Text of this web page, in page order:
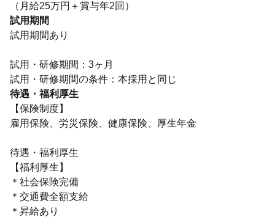
（月給25万円＋賞与年2回）
試用期間
試用期間あり
試用・研修期間：3ヶ月
待遇・福利厚生
【保険制度】
雇用保険、労災保険、健康保険、厚生年金
待遇・福利厚生
【福利厚生】
＊社会保険完備
＊交通費全額支給
＊昇給あり